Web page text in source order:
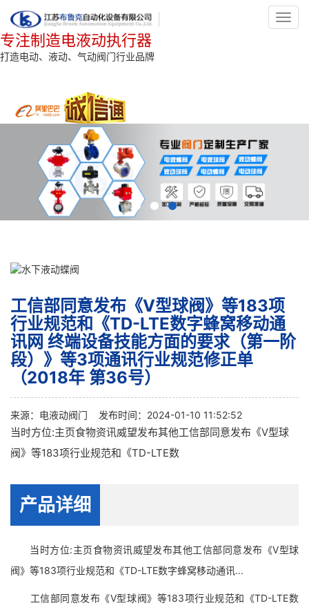
专注制造电液动执行器
打造电动、液动、气动阀门行业品牌
工信部同意发布《V型球阀》等183项
行业规范和《TD-LTE数字蜂窝移动通
讯网 终端设备技能方面的要求（第一阶
段）》等3项通讯行业规范修正单
（2018年 第36号）
来源： 电液动阀门 发布时间：2024-01-10 11:52:52
当时方位:主页食物资讯威望发布其他工信部同意发布《V型球
阀》等183项行业规范和《TD-LTE数
产品详细
当时方位:主页食物资讯威望发布其他工信部同意发布《V型球
阀》等183项行业规范和《TD-LTE数字蜂窝移动通讯...
工信部同意发布《V型球阀》等183项行业规范和《TD-LTE数